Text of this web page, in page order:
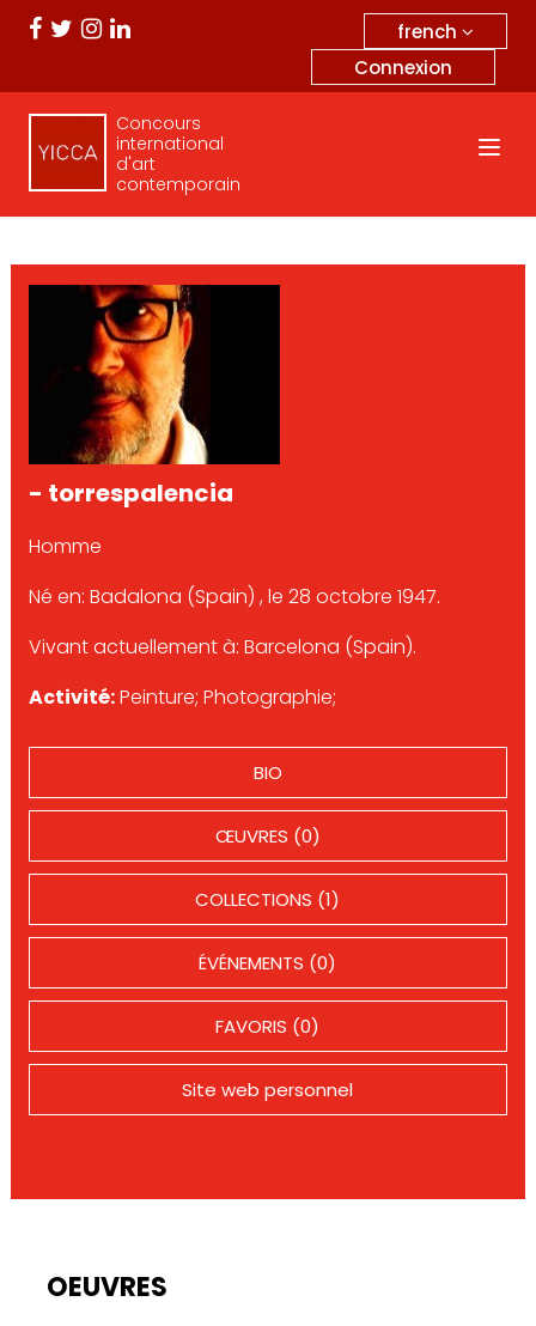
french
Connexion
Concours
international
d'art
contemporain
- torrespalencia
Homme
Né en: Badalona (Spain) , le 28 octobre 1947.
Vivant actuellement à: Barcelona (Spain).
Activité:Peinture; Photographie;
BIO
ŒUVRES (0)
COLLECTIONS (1)
ÉVÉNEMENTS (0)
FAVORIS (0)
Site web personnel
OEUVRES